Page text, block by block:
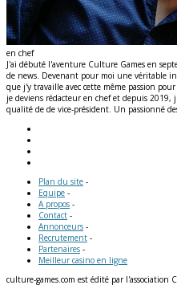
en chef
J'ai débuté l'aventure Culture Games en
de news. Devenant pour moi une véritable
que j'y travaille avec cette même passion
je deviens rédacteur en chef et depuis 2019,
qualité de de vice-président. Un passionné
Plan du site -
Equipe -
A propos -
Contact -
Annonceurs -
Recrutement -
Partenaires -
Meilleur casino en ligne
culture-games.com est édité par l'association